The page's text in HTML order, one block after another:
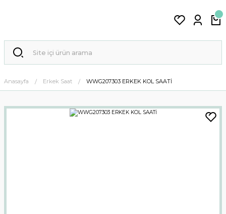
Anasayfa Erkek Saat WWG207303 ERKEK KOL SAATİ